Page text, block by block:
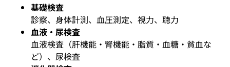
基礎検査
診察、身体計測、血圧測定、視力、聴力
血液・尿検査
血液検査（肝機能・腎機能・脂質・血糖・貧血な
ど）、尿検査